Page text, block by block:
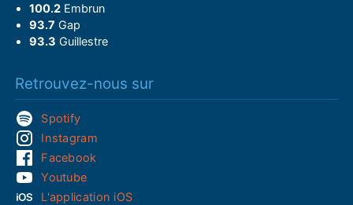
100.2Embrun
93.7 Gap
93.3 Guillestre
Retrouvez-nous sur
Spotify
Instagram
Facebook
Youtube
L'application iOS